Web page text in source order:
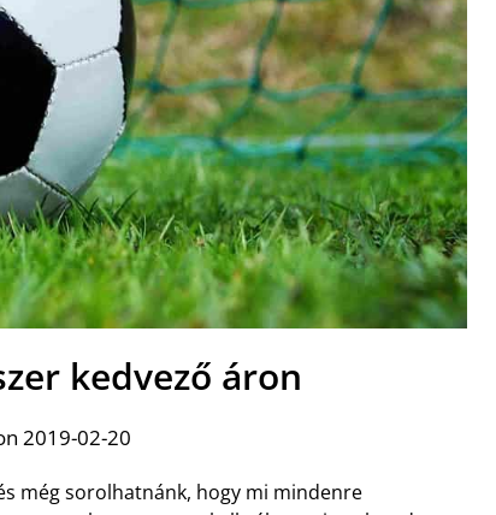
kedvező áron
2019-02-20
még sorolhatnánk, hogy mi mindenre